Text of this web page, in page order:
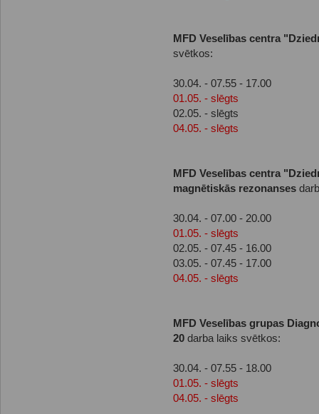
MFD Veselības centra
svētkos:
30.04. - 07.55 - 17.00
01.05. - slēgts
02.05. - slēgts
04.05. - slēgts
MFD Veselības centra
magnētiskās rezonanses
30.04. - 07.00 - 20.00
01.05. - slēgts
02.05. - 07.45 - 16.00
03.05. - 07.45 - 17.00
04.05. - slēgts
MFD Veselības grupas
20 darba laiks svētkos:
30.04. - 07.55 - 18.00
01.05. - slēgts
04.05. - slēgts